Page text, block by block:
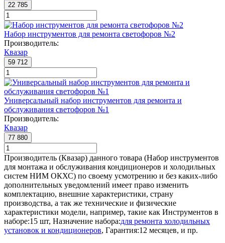
22 785
Набор инструментов для ремонта светофоров №2
Производитель:
Квазар
59 712
Универсальный набор инструментов для ремонта и
обслуживания светофоров №1
Производитель:
Квазар
77 880
Производитель (Квазар) данного товара (Набор инструментов
для монтажа и обслуживания кондиционеров и холодильных
систем НИМ ОКХС) по своему усмотрению и без каких-либо
дополнительных уведомлений имеет право изменить
комплектацию, внешние характеристики, страну
производства, а так же технические и физические
характеристики модели, например, такие как Инструментов в
наборе:15 шт, Назначение набора:для ремонта холодильных
установок и кондиционеров, Гарантия:12 месяцев, и пр.